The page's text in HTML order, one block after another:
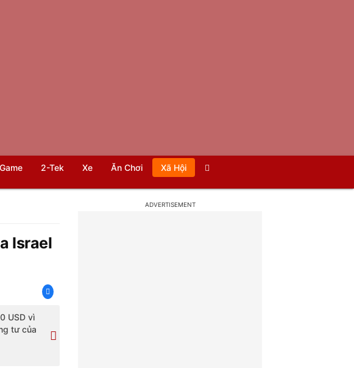
Game 2-Tek Xe Ăn Chơi Xã Hội
Israel
USD vì
tư của